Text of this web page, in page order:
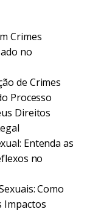
Crimes
no
de Crimes
Processo
Direitos
Entenda as
no
Como
Impactos